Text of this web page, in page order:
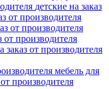
детские на заказ
мебель для